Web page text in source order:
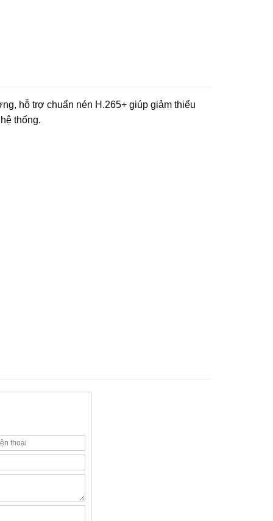
hỗ trợ chuẩn nén H.265+ giúp giảm thiểu
thống.